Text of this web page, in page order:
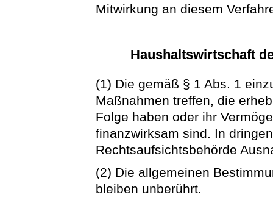
Mitwirkung an diesem
Haushaltswirtschaft
(1) Die gemäß § 1 Abs. 1
Maßnahmen treffen, die
Folge haben oder ihr
finanzwirksam sind. In
Rechtsaufsichtsbehörde
(2) Die allgemeinen
bleiben unberührt.